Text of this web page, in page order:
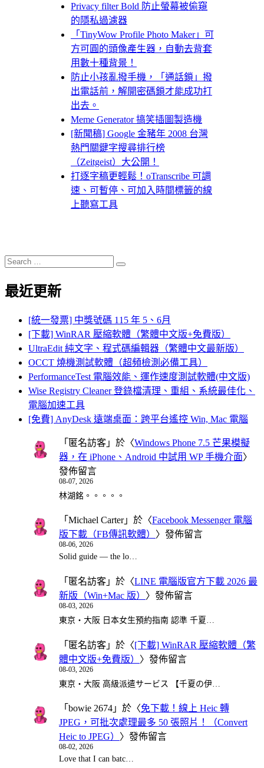
Privacy filter Bold 防止螢幕被偷窺
的隱私過濾器
「TinyWow Profile Photo Maker」可
方可圓的頭像產生器，自動去背套
用數十種背景！
防止小孩亂撥手機，「通話鎖」撥
出電話前，解開密碼鎖才能成功打
出去。
Meme Generator 搞笑插圖製造機
[新聞稿] Google 金豬年 2008 台灣
熱門關鍵字搜尋排行榜
（Zeitgeist）大公開！
打逐字稿更輕鬆！oTranscribe 可調
速、可暫停、可加入時間標籤的線
上聽寫工具
Search
for:
Search
最近更新
[統一發票] 中獎號碼 115 年 5、6月
[下載] WinRAR 壓縮軟體（繁體中文版+免費版）
UltraEdit 純文字、程式碼編輯器（繁體中文最新版）
OCCT 燒機測試軟體（超頻檢測必備工具）
PerformanceTest 電腦效能、運作速度測試軟體(中文版)
Wise Registry Cleaner 登錄檔清理、重組、系統最佳化、
電腦加速工具
[免費] AnyDesk 遠端桌面：跨平台遙控 Win, Mac 電腦
「 匿名訪客 」於〈Windows Phone 7.5 芒果模擬
器，在 iPhone、Android 中試用 WP 手機介面〉
發佈留言
08-07, 2026
林湖銘。。。。。
「 Michael Carter」於〈Facebook Messenger 電腦
版下載（FB傳訊軟體） 〉發佈留言
08-06, 2026
Solid guide — the lo…
「 匿名訪客 」於〈LINE 電腦版官方下載 2026 最
新版（Win+Mac 版） 〉發佈留言
08-03, 2026
東京・大阪 日本女生預約指南 認準 千夏…
「 匿名訪客 」於〈[下載] WinRAR 壓縮軟體（繁
體中文版+免費版） 〉發佈留言
08-03, 2026
東京・大阪 高級派遣サービス 【千夏の伊…
「 bowie 2674 」於〈免下載！線上 Heic 轉
JPEG，可批次處理最多 50 張照片！（Convert
Heic to JPEG） 〉發佈留言
08-02, 2026
Love that I can batc…